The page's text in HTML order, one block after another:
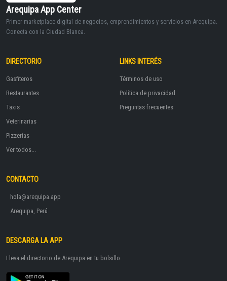
Arequipa App Center
Primer marketplace digital de negocios, emprendimientos y servicios en Arequipa.
Conecta con la Ciudad Blanca.
DIRECTORIO
Gasfiteros
Restaurantes
Taxis
Veterinarias
Pizzerías
Ver todos...
LINKS INTERÉS
Términos de uso
Política de privacidad
Preguntas frecuentes
CONTACTO
hola@arequipa.app
Arequipa, Perú
DESCARGA LA APP
Lleva el directorio de Arequipa en tu bolsillo.